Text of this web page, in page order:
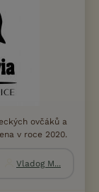
ovčáků a
v roce 2020.
Vladog M...